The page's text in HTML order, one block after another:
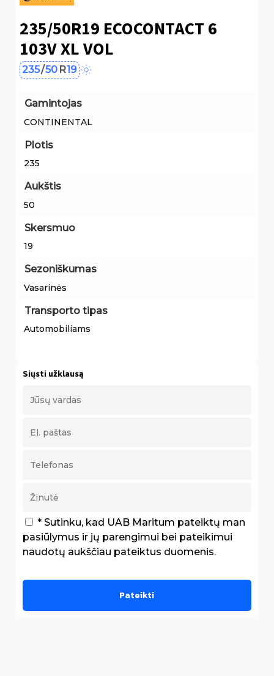
235/50R19 ECOCONTACT 6
103V XL VOL
235/50 R19
Gamintojas
CONTINENTAL
Plotis
235
Aukštis
50
Skersmuo
19
Sezoniškumas
Vasarinės
Transporto tipas
Automobiliams
Siųsti užklausą
* Sutinku, kad UAB Maritum pateiktų man
pasiūlymus ir jų parengimui bei pateikimui
naudotų aukščiau pateiktus duomenis.